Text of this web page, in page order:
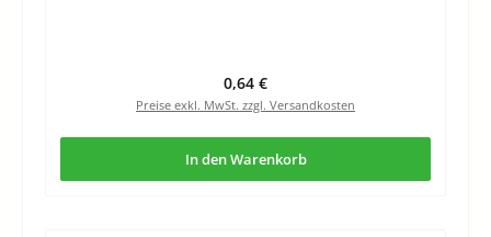
Regulärer Preis:
0,64 €
Preise exkl. MwSt. zzgl. Versandkosten
In den Warenkorb